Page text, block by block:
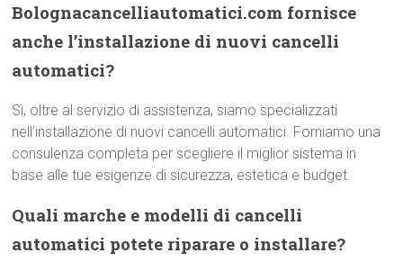
Bolognacancelliautomatici.com fornisce
anche l’installazione di nuovi cancelli
automatici?
Sì, oltre al servizio di assistenza, siamo specializzati
nell’installazione di nuovi cancelli automatici. Forniamo una
consulenza completa per scegliere il miglior sistema in
base alle tue esigenze di sicurezza, estetica e budget.
Quali marche e modelli di cancelli
automatici potete riparare o installare?